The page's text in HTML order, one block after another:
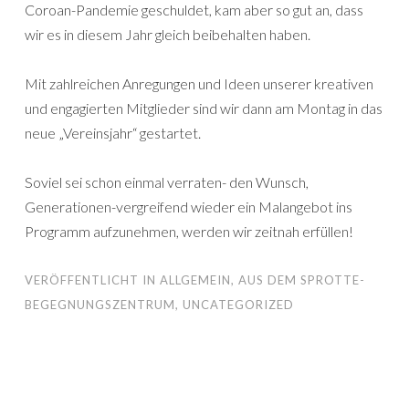
Coroan-Pandemie geschuldet, kam aber so gut an, dass
wir es in diesem Jahr gleich beibehalten haben.
Mit zahlreichen Anregungen und Ideen unserer kreativen
und engagierten Mitglieder sind wir dann am Montag in das
neue „Vereinsjahr“ gestartet.
Soviel sei schon einmal verraten- den Wunsch,
Generationen-vergreifend wieder ein Malangebot ins
Programm aufzunehmen, werden wir zeitnah erfüllen!
VERÖFFENTLICHT IN ALLGEMEIN, AUS DEM SPROTTE-
BEGEGNUNGSZENTRUM, UNCATEGORIZED